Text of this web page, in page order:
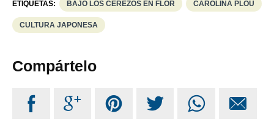
ETIQUETAS: BAJO LOS CEREZOS EN FLOR CAROLINA PLOU
CULTURA JAPONESA
Compártelo
     